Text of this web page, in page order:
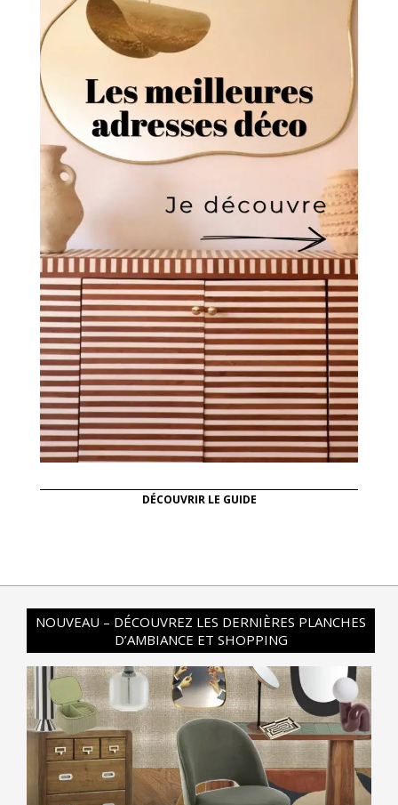
DÉCOUVRIR LE GUIDE
NOUVEAU – DÉCOUVREZ LES DERNIÈRES PLANCHES
D’AMBIANCE ET SHOPPING